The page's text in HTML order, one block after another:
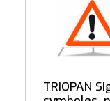
TRIOPAN